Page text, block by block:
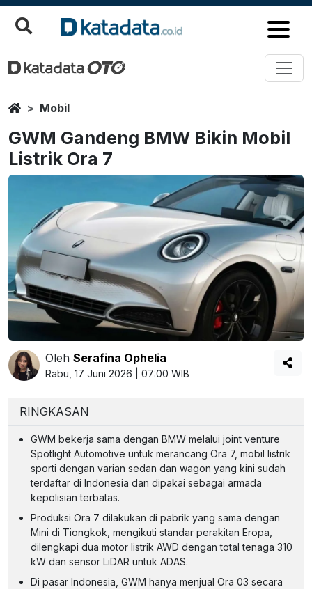
HomeMobil
GWM Gandeng BMW Bikin Mobil
Listrik Ora 7
Oleh Serafina Ophelia
Rabu, 17 Juni 2026 | 07:00 WIB
RINGKASAN
GWM bekerja sama dengan BMW melalui joint venture
Spotlight Automotive untuk merancang Ora 7, mobil listrik
sporti dengan varian sedan dan wagon yang kini sudah
terdaftar di Indonesia dan dipakai sebagai armada
kepolisian terbatas.
Produksi Ora 7 dilakukan di pabrik yang sama dengan
Mini di Tiongkok, mengikuti standar perakitan Eropa,
dilengkapi dua motor listrik AWD dengan total tenaga 310
kW dan sensor LiDAR untuk ADAS.
Di pasar Indonesia, GWM hanya menjual Ora 03 secara